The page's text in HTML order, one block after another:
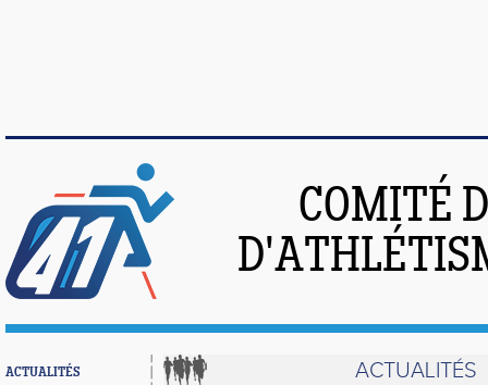
COMITÉ
ACTUALITÉS ACTUALITÉS